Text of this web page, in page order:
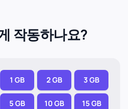
작동하나요?
1 GB 2 GB 3 GB
5 GB 10 GB 15 GB